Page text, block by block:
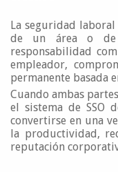
La seguridad
de un área o de
responsabilidad
empleador,
permanente basada
Cuando ambas
el sistema de SSO
convertirse en una
la productividad,
reputación